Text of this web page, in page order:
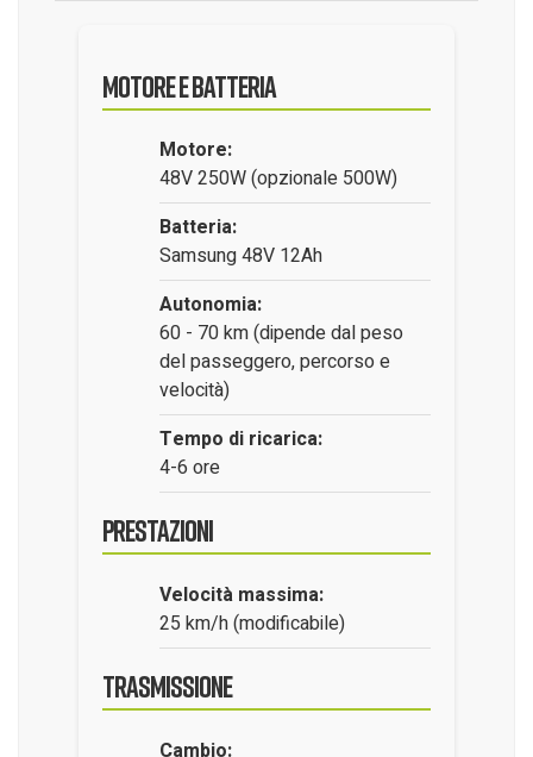
Motore e Batteria
Motore:
48V 250W (opzionale 500W)
Batteria:
Samsung 48V 12Ah
Autonomia:
60 - 70 km (dipende dal peso
del passeggero, percorso e
velocità)
Tempo di ricarica:
4-6 ore
Prestazioni
Velocità massima:
25 km/h (modificabile)
Trasmissione
Cambio: